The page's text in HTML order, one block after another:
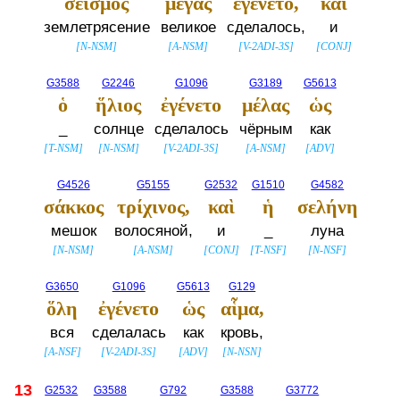
землетрясение
[N-NSM]
великое
[A-NSM]
сделалось,
[V-2ADI-3S]
и
[CONJ]
G3588
ὁ
[T-NSM]
G2246
ἥλιος
солнце
[N-NSM]
G1096
ἐγένετο
сделалось
[V-2ADI-3S]
G3189
μέλας
чёрным
[A-NSM]
G5613
ὡς
как
[ADV]
G4526
σάκκος
мешок
[N-NSM]
G5155
τρίχινος,
волосяной,
[A-NSM]
G2532
καὶ
и
[CONJ]
G1510
ἡ
[T-NSF]
G4582
σελήνη
луна
[N-NSF]
G3650
ὅλη
вся
[A-NSF]
G1096
ἐγένετο
сделалась
[V-2ADI-3S]
G5613
ὡς
как
[ADV]
G129
αἷμα,
кровь,
[N-NSN]
13 G2532 G3588 G792 G3588 G3772